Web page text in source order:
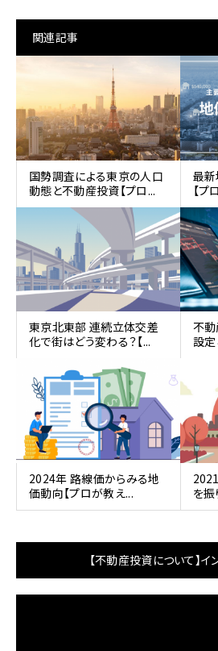
関連記事
国勢調査による東京の人口
動態と不動産投資【プロ...
最
【
東京北東部 連続立体交差
化で街はどう変わる？【...
不
設定
2024年 路線価からみる地
価動向【プロが教え...
を振
【不動産投資について】イ